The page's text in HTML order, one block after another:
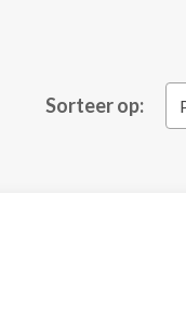
Sorteer op: